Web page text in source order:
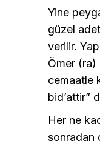
Yine
güzel
verilir.
Ömer (ra)
cemaatle
bid’attir”
Her ne
sonradan